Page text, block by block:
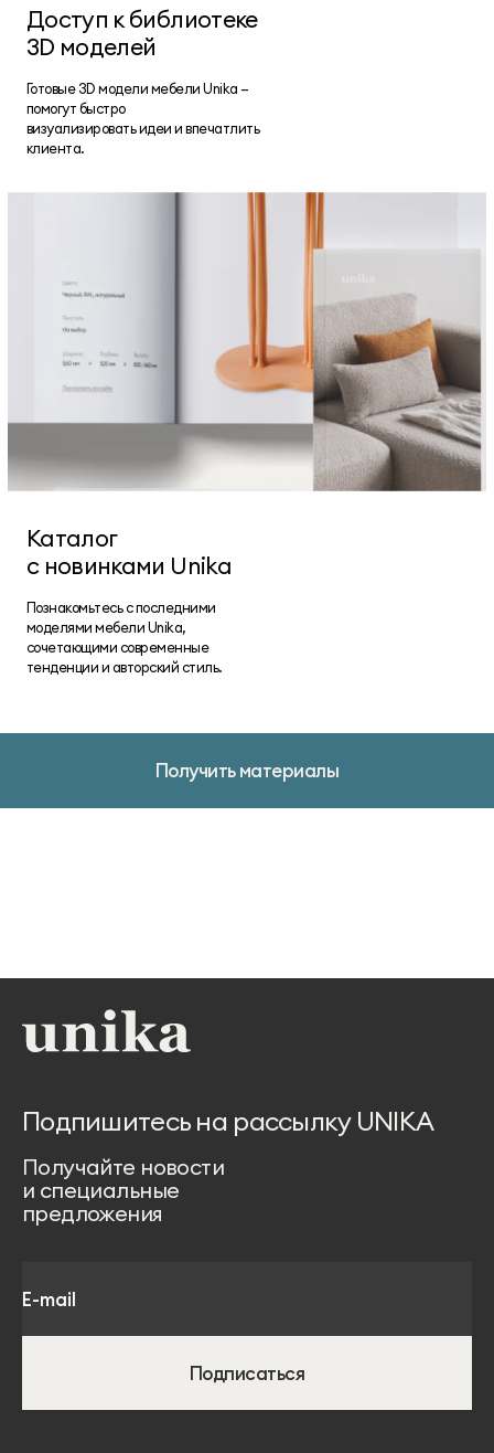
Доступ к библиотеке
3D моделей
Готовые 3D модели мебели Unika —
помогут быстро
визуализировать идеи и впечатлить
клиента.
Каталог
с новинками Unika
Познакомьтесь с последними
моделями мебели Unika,
сочетающими современные
тенденции и авторский стиль.
Получить материалы
Подпишитесь на рассылку UNIKA
Получайте новости
и специальные
предложения
Подписаться